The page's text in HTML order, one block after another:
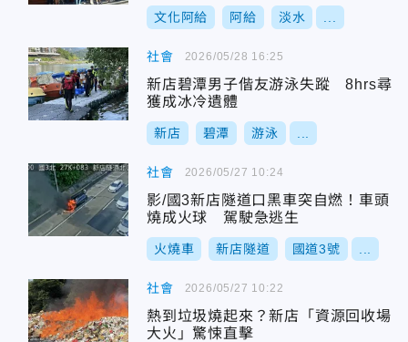
文化阿給 阿給 淡水
社會
新店碧潭男子偕友游泳失蹤 8hrs尋
獲成冰冷遺體
新店 碧潭 游泳
2026/05/28 16:25
社會
影/國3新店隧道口黑車突自燃！車頭
燒成火球 駕駛急逃生
火燒車 新店隧道 國道3號
2026/05/27 10:24
社會
熱到垃圾燒起來？新店「資源回收場
大火」驚悚直擊
2026/05/27 10:22